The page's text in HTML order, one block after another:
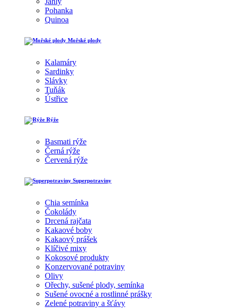
Pohanka
Quinoa
Mořské plody
Kalamáry
Sardinky
Slávky
Tuňák
Ústřice
Rýže
Basmati rýže
Černá rýže
Červená rýže
Superpotraviny
Chia semínka
Čokolády
Drcená rajčata
Kakaové boby
Kakaový prášek
Klíčivé mixy
Kokosové produkty
Konzervované potraviny
Olivy
Ořechy, sušené plody, semínka
Sušené ovocné a rostlinné prášky
Zelené potraviny a šťávy